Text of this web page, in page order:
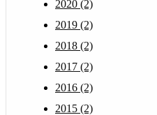
2020 (2)
2019 (2)
2018 (2)
2017 (2)
2016 (2)
2015 (2)